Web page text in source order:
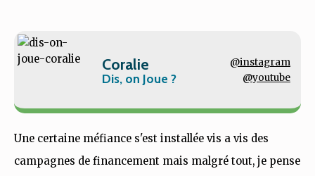
Coralie
Dis, on Joue ?
@instagram
@youtube
Une certaine méfiance s'est installée vis a vis des
campagnes de financement mais malgré tout, je pense